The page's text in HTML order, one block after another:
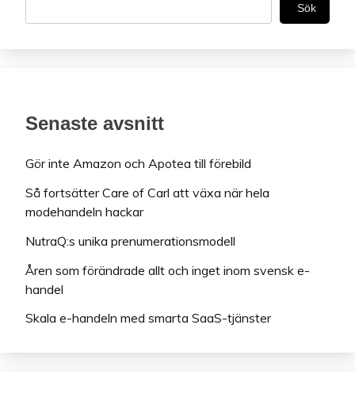
Sök
Senaste avsnitt
Gör inte Amazon och Apotea till förebild
Så fortsätter Care of Carl att växa när hela
modehandeln hackar
NutraQ:s unika prenumerationsmodell
Åren som förändrade allt och inget inom svensk e-
handel
Skala e-handeln med smarta SaaS-tjänster